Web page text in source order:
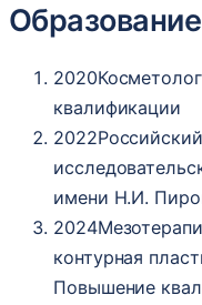
2020
квалификации
2022
имени Н.И.
2024
контурная
Повышение